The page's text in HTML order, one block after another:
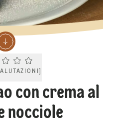
Current rating 0.0. Click to rate.
con crema al
nocciole